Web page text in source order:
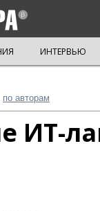
ИНТЕРВЬЮ
по авторам
ИТ-